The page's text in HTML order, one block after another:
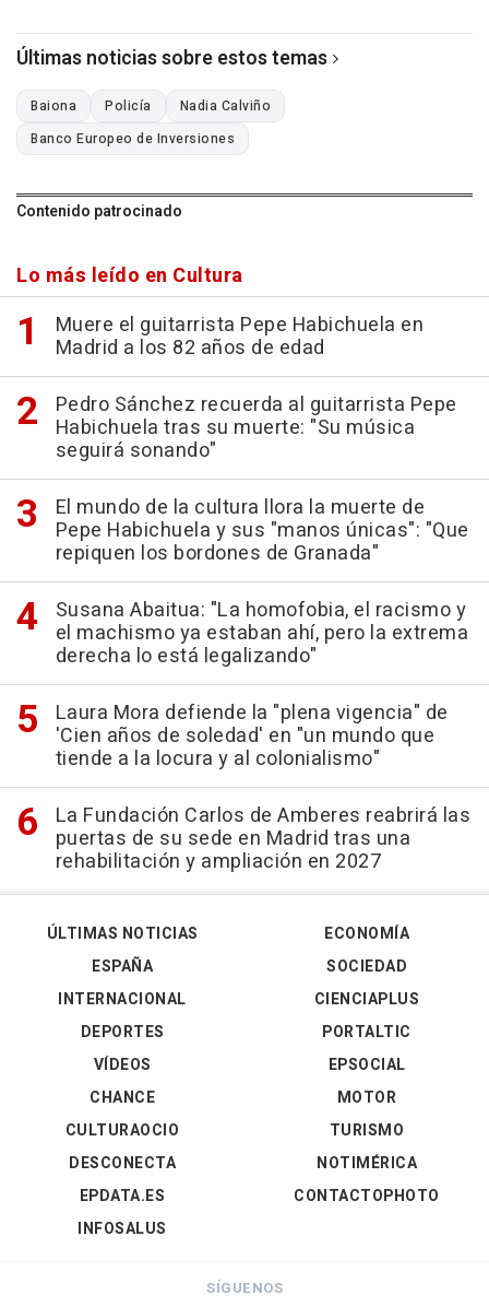
Últimas noticias sobre estos temas
Baiona Policía
Nadia Calviño
Banco Europeo de Inversiones
Contenido patrocinado
Lo más leído en Cultura
Muere el guitarrista Pepe Habichuela en
Madrid a los 82 años de edad
Pedro Sánchez recuerda al guitarrista Pepe
Habichuela tras su muerte: "Su música
seguirá sonando"
El mundo de la cultura llora la muerte de
Pepe Habichuela y sus "manos únicas": "Que
repiquen los bordones de Granada"
Susana Abaitua: "La homofobia, el racismo y
el machismo ya estaban ahí, pero la extrema
derecha lo está legalizando"
Laura Mora defiende la "plena vigencia" de
'Cien años de soledad' en "un mundo que
tiende a la locura y al colonialismo"
La Fundación Carlos de Amberes reabrirá las
puertas de su sede en Madrid tras una
rehabilitación y ampliación en 2027
ÚLTIMAS NOTICIAS
ESPAÑA
INTERNACIONAL
DEPORTES
VÍDEOS
ECONOMÍA
SOCIEDAD
CIENCIAPLUS
PORTALTIC
EPSOCIAL
CHANCE
CULTURAOCIO
DESCONECTA
EPDATA.ES
INFOSALUS
MOTOR
TURISMO
NOTIMÉRICA
CONTACTOPHOTO
SÍGUENOS